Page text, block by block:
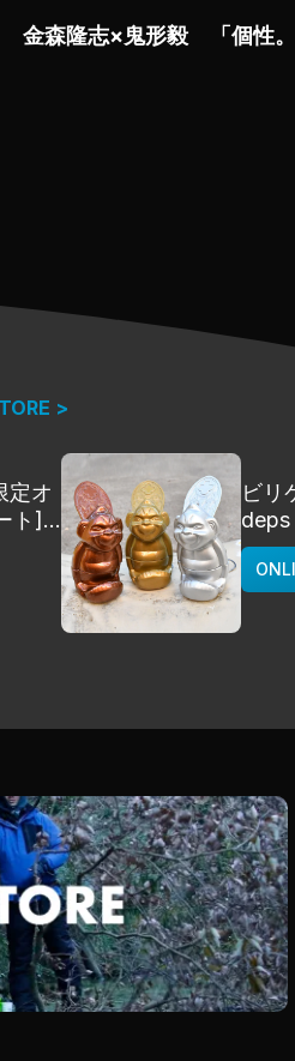
いかなるものなのか…？
金森隆志×鬼形毅 「個性
>
定オ
ト]
ビリ
deps